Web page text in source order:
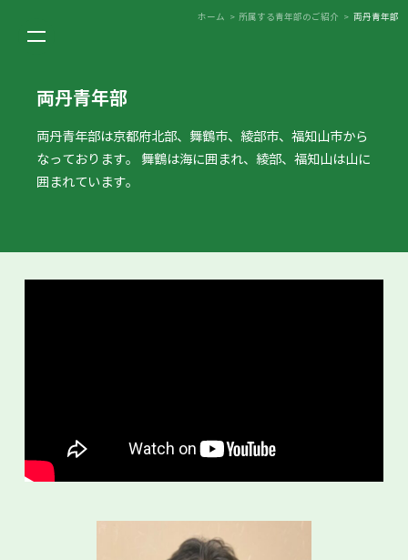
ホーム > 所属する青年部のご紹介 > 両丹青年部
両丹青年部
両丹青年部は京都府北部、舞鶴市、綾部市、福知山市から
なっております。 舞鶴は海に囲まれ、綾部、福知山は山に
囲まれています。